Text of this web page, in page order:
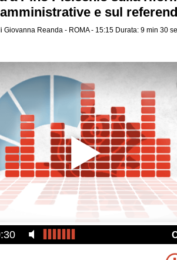
e sul
Giovanna Reanda - ROMA - 15:15 Durata: 9 min 30